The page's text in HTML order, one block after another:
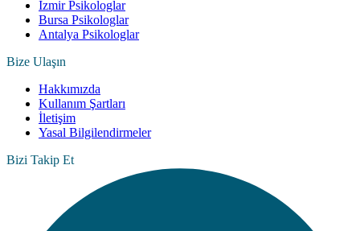
İzmir Psikologlar
Bursa Psikologlar
Antalya Psikologlar
Bize Ulaşın
Hakkımızda
Kullanım Şartları
İletişim
Yasal Bilgilendirmeler
Bizi Takip Et